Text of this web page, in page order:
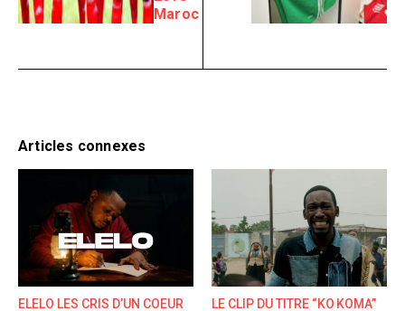
Maroc
Articles connexes
ELELO LES CRIS D’UN COEUR
LE CLIP DU TITRE “KO KOMA”